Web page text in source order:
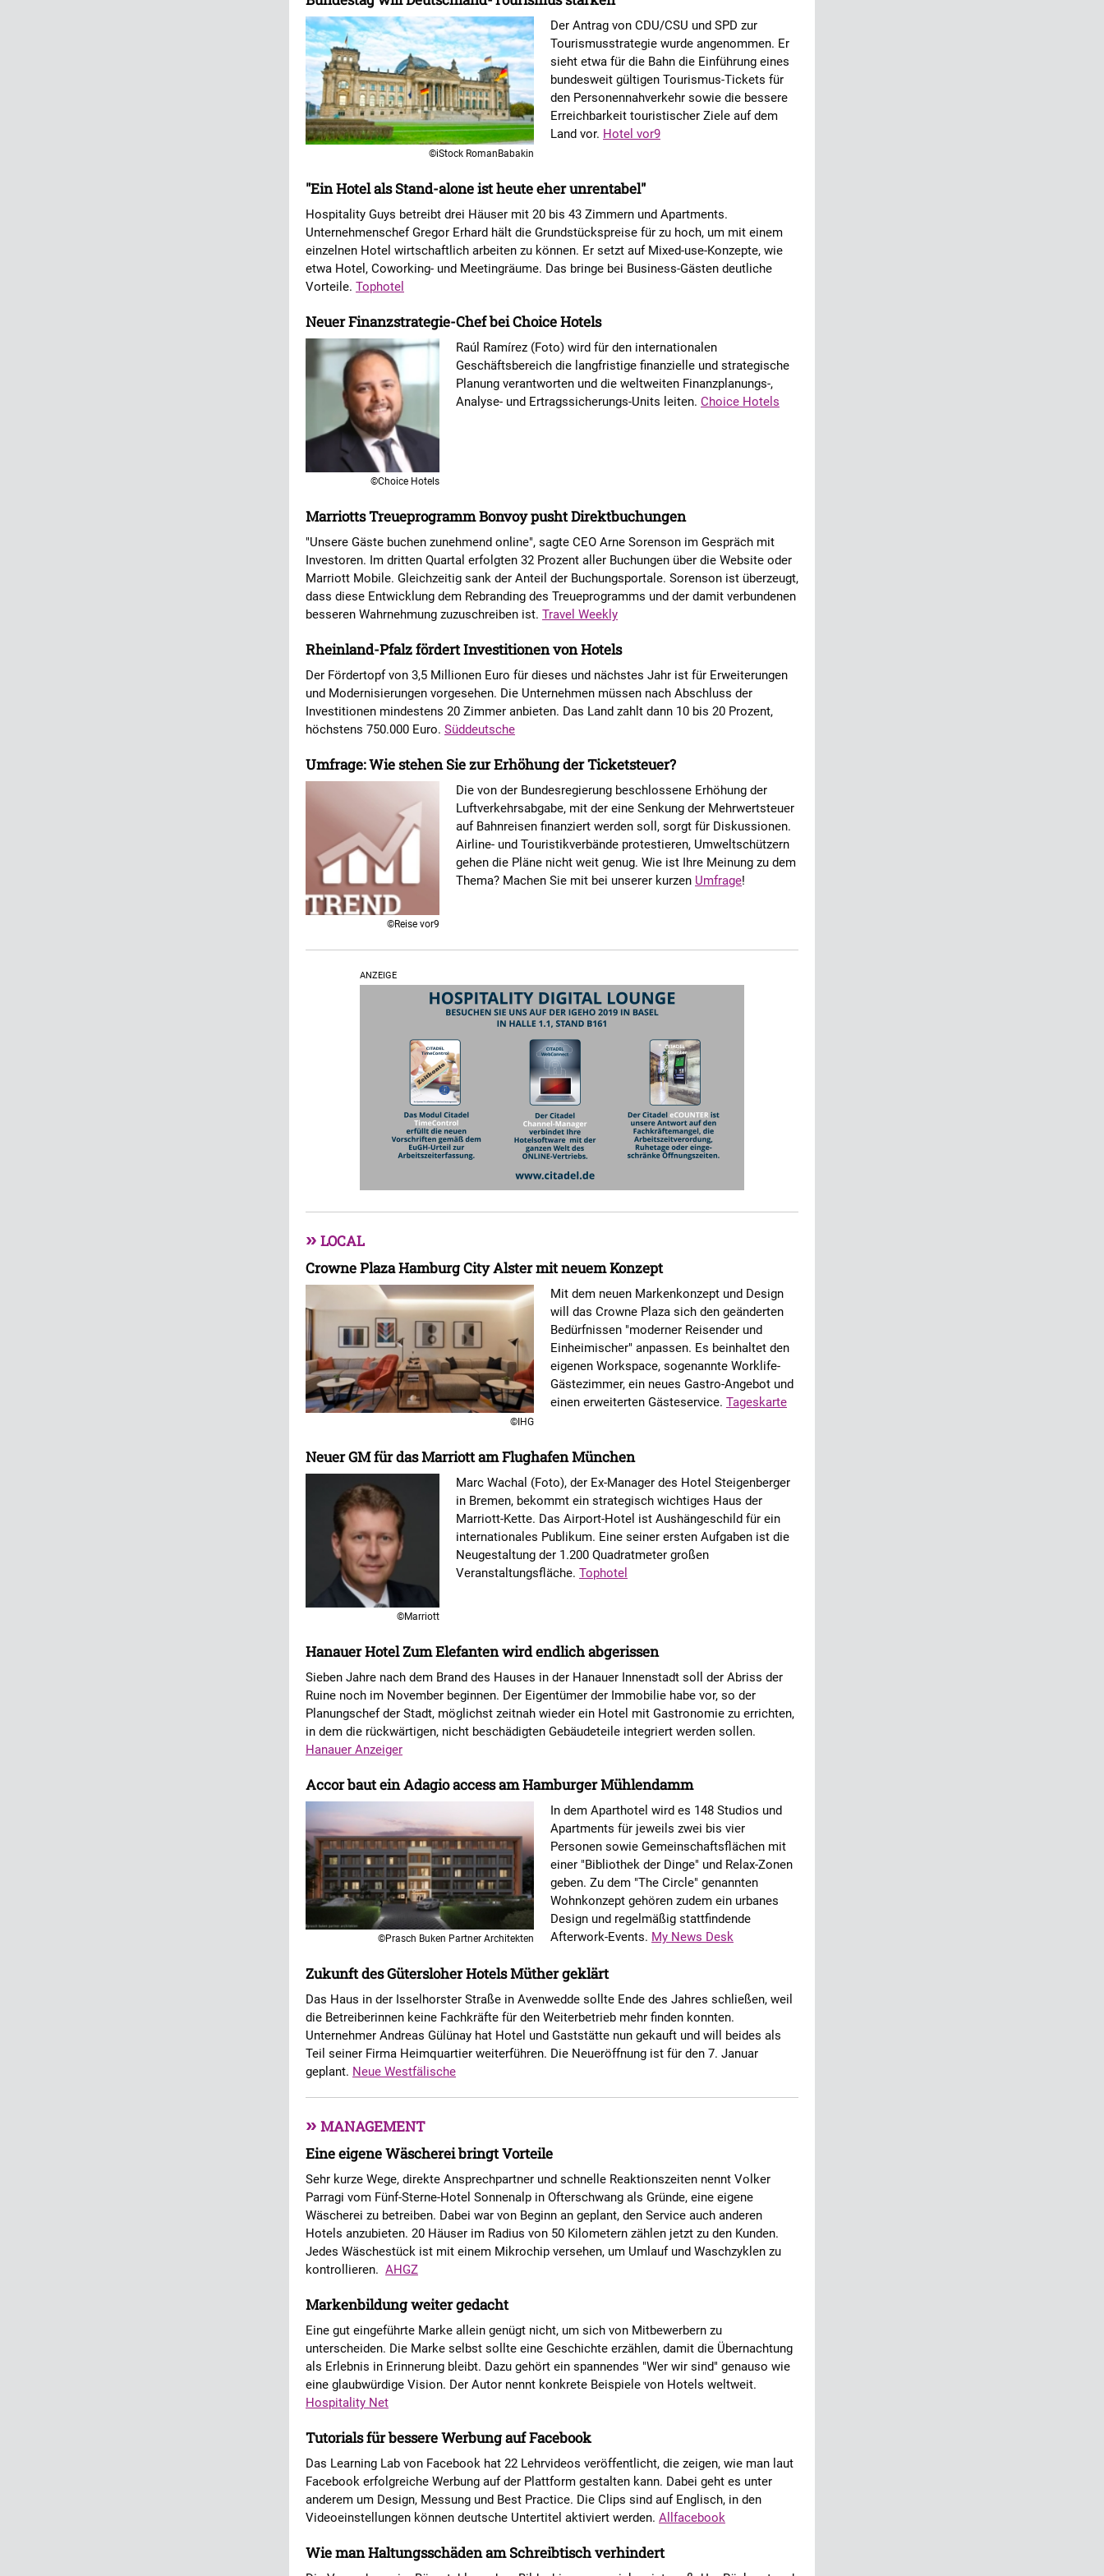
©iStock RomanBabakin
Der Antrag von CDU/CSU und SPD zur
Tourismusstrategie wurde angenommen. Er
sieht etwa für die Bahn die Einführung eines
bundesweit gültigen Tourismus-Tickets für
den Personennahverkehr sowie die bessere
Erreichbarkeit touristischer Ziele auf dem
Land vor. Hotel vor9
"Ein Hotel als Stand-alone ist heute eher unrentabel"
Hospitality Guys betreibt drei Häuser mit 20 bis 43 Zimmern und Apartments.
Unternehmenschef Gregor Erhard hält die Grundstückspreise für zu hoch, um mit einem
einzelnen Hotel wirtschaftlich arbeiten zu können. Er setzt auf Mixed-use-Konzepte, wie
etwa Hotel, Coworking- und Meetingräume. Das bringe bei Business-Gästen deutliche
Vorteile. Tophotel
Neuer Finanzstrategie-Chef bei Choice Hotels
©Choice Hotels
Raúl Ramírez (Foto) wird für den internationalen
Geschäftsbereich die langfristige finanzielle und strategische
Planung verantworten und die weltweiten Finanzplanungs-,
Analyse- und Ertragssicherungs-Units leiten. Choice Hotels
Marriotts Treueprogramm Bonvoy pusht Direktbuchungen
"Unsere Gäste buchen zunehmend online", sagte CEO Arne Sorenson im Gespräch mit
Investoren. Im dritten Quartal erfolgten 32 Prozent aller Buchungen über die Website oder
Marriott Mobile. Gleichzeitig sank der Anteil der Buchungsportale. Sorenson ist überzeugt,
dass diese Entwicklung dem Rebranding des Treueprogramms und der damit verbundenen
besseren Wahrnehmung zuzuschreiben ist. Travel Weekly
Rheinland-Pfalz fördert Investitionen von Hotels
Der Fördertopf von 3,5 Millionen Euro für dieses und nächstes Jahr ist für Erweiterungen
und Modernisierungen vorgesehen. Die Unternehmen müssen nach Abschluss der
Investitionen mindestens 20 Zimmer anbieten. Das Land zahlt dann 10 bis 20 Prozent,
höchstens 750.000 Euro. Süddeutsche
Umfrage: Wie stehen Sie zur Erhöhung der Ticketsteuer?
©Reise vor9
Die von der Bundesregierung beschlossene Erhöhung der
Luftverkehrsabgabe, mit der eine Senkung der Mehrwertsteuer
auf Bahnreisen finanziert werden soll, sorgt für Diskussionen.
Airline- und Touristikverbände protestieren, Umweltschützern
gehen die Pläne nicht weit genug. Wie ist Ihre Meinung zu dem
Thema? Machen Sie mit bei unserer kurzen Umfrage!
ANZEIGE
» LOCAL
Crowne Plaza Hamburg City Alster mit neuem Konzept
©IHG
Mit dem neuen Markenkonzept und Design
will das Crowne Plaza sich den geänderten
Bedürfnissen "moderner Reisender und
Einheimischer" anpassen. Es beinhaltet den
eigenen Workspace, sogenannte Worklife-
Gästezimmer, ein neues Gastro-Angebot und
einen erweiterten Gästeservice. Tageskarte
Neuer GM für das Marriott am Flughafen München
©Marriott
Marc Wachal (Foto), der Ex-Manager des Hotel Steigenberger
in Bremen, bekommt ein strategisch wichtiges Haus der
Marriott-Kette. Das Airport-Hotel ist Aushängeschild für ein
internationales Publikum. Eine seiner ersten Aufgaben ist die
Neugestaltung der 1.200 Quadratmeter großen
Veranstaltungsfläche. Tophotel
Hanauer Hotel Zum Elefanten wird endlich abgerissen
Sieben Jahre nach dem Brand des Hauses in der Hanauer Innenstadt soll der Abriss der
Ruine noch im November beginnen. Der Eigentümer der Immobilie habe vor, so der
Planungschef der Stadt, möglichst zeitnah wieder ein Hotel mit Gastronomie zu errichten,
in dem die rückwärtigen, nicht beschädigten Gebäudeteile integriert werden sollen.
Hanauer Anzeiger
Accor baut ein Adagio access am Hamburger Mühlendamm
©Prasch Buken Partner Architekten
In dem Aparthotel wird es 148 Studios und
Apartments für jeweils zwei bis vier
Personen sowie Gemeinschaftsflächen mit
einer "Bibliothek der Dinge" und Relax-Zonen
geben. Zu dem "The Circle" genannten
Wohnkonzept gehören zudem ein urbanes
Design und regelmäßig stattfindende
Afterwork-Events. My News Desk
Zukunft des Gütersloher Hotels Müther geklärt
Das Haus in der Isselhorster Straße in Avenwedde sollte Ende des Jahres schließen, weil
die Betreiberinnen keine Fachkräfte für den Weiterbetrieb mehr finden konnten.
Unternehmer Andreas Gülünay hat Hotel und Gaststätte nun gekauft und will beides als
Teil seiner Firma Heimquartier weiterführen. Die Neueröffnung ist für den 7. Januar
geplant. Neue Westfälische
» MANAGEMENT
Eine eigene Wäscherei bringt Vorteile
Sehr kurze Wege, direkte Ansprechpartner und schnelle Reaktionszeiten nennt Volker
Parragi vom Fünf-Sterne-Hotel Sonnenalp in Ofterschwang als Gründe, eine eigene
Wäscherei zu betreiben. Dabei war von Beginn an geplant, den Service auch anderen
Hotels anzubieten. 20 Häuser im Radius von 50 Kilometern zählen jetzt zu den Kunden.
Jedes Wäschestück ist mit einem Mikrochip versehen, um Umlauf und Waschzyklen zu
kontrollieren. AHGZ
Markenbildung weiter gedacht
Eine gut eingeführte Marke allein genügt nicht, um sich von Mitbewerbern zu
unterscheiden. Die Marke selbst sollte eine Geschichte erzählen, damit die Übernachtung
als Erlebnis in Erinnerung bleibt. Dazu gehört ein spannendes "Wer wir sind" genauso wie
eine glaubwürdige Vision. Der Autor nennt konkrete Beispiele von Hotels weltweit.
Hospitality Net
Tutorials für bessere Werbung auf Facebook
Das Learning Lab von Facebook hat 22 Lehrvideos veröffentlicht, die zeigen, wie man laut
Facebook erfolgreiche Werbung auf der Plattform gestalten kann. Dabei geht es unter
anderem um Design, Messung und Best Practice. Die Clips sind auf Englisch, in den
Videoeinstellungen können deutsche Untertitel aktiviert werden. Allfacebook
Wie man Haltungsschäden am Schreibtisch verhindert